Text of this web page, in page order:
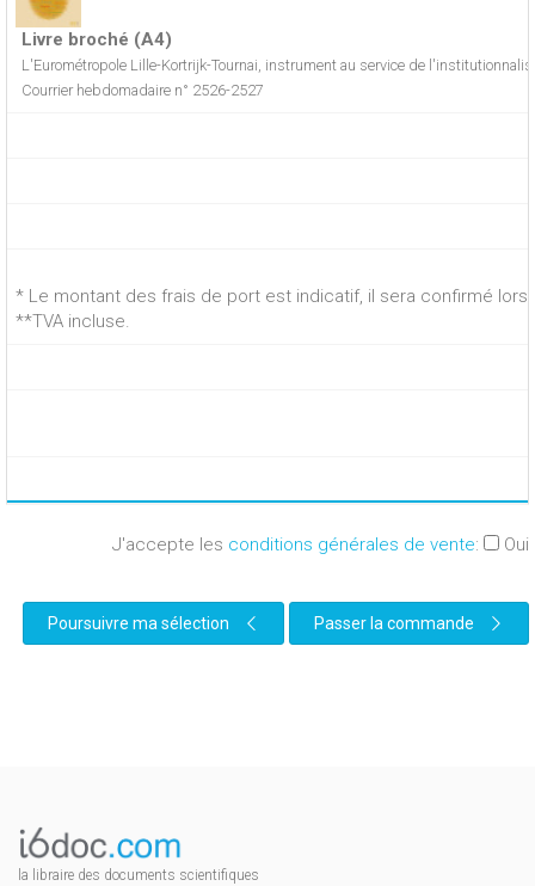
Livre broché (A4)
L'Eurométropole Lille-Kortrijk-Tournai, instrument au service de
Courrier hebdomadaire n° 2526-2527
* Le montant des frais de port est indicatif, il sera confirmé
**TVA incluse.
J'accepte les conditions générales de vente: Oui
Poursuivre ma sélection Passer la commande
la libraire des documents scientifiques